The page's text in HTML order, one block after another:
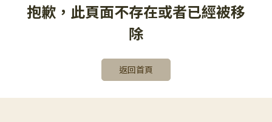
抱歉，此頁面不存在或者已經被移
除
返回首頁